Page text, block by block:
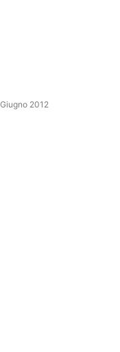
2012